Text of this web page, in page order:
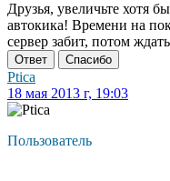
Друзья, увеличьте хотя
автокика! Времени на
сервер забит, потом
Ответ Спасибо
Ptica
18 мая 2013 г, 19:03
Пользователь